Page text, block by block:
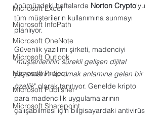
Microsoft Excel
Microsoft InfoPath
Microsoft OneNote
Microsoft Outlook
Microsoft Project
Microsoft Publisher
Microsoft Sharepoint
önümüzdeki haftalarda Norton Crypto'yu
tüm müşterilerin kullanımına sunmayı
planlıyor.
Güvenlik yazılımı şirketi, madenciyi
"müşterilerinin sürekli gelişen dijital
yaşamlarını korumak anlamına gelen bir
özellik" olarak tanıtıyor. Genelde kripto
para madencilik uygulamalarının
çalışabilmesi için bilgisayardaki antivirüs